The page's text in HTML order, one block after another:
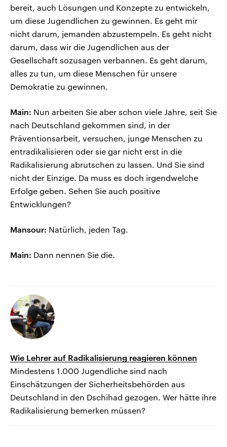
bereit, auch Lösungen und Konzepte zu entwickeln,
um diese Jugendlichen zu gewinnen. Es geht mir
nicht darum, jemanden abzustempeln. Es geht nicht
darum, dass wir die Jugendlichen aus der
Gesellschaft sozusagen verbannen. Es geht darum,
alles zu tun, um diese Menschen für unsere
Demokratie zu gewinnen.
Main: Nun arbeiten Sie aber schon viele Jahre, seit Sie
nach Deutschland gekommen sind, in der
Präventionsarbeit, versuchen, junge Menschen zu
entradikalisieren oder sie gar nicht erst in die
Radikalisierung abrutschen zu lassen. Und Sie sind
nicht der Einzige. Da muss es doch irgendwelche
Erfolge geben. Sehen Sie auch positive
Entwicklungen?
Mansour: Natürlich, jeden Tag.
Main: Dann nennen Sie die.
Wie Lehrer auf Radikalisierung reagieren können
Mindestens 1.000 Jugendliche sind nach
Einschätzungen der Sicherheitsbehörden aus
Deutschland in den Dschihad gezogen. Wer hätte ihre
Radikalisierung bemerken müssen?